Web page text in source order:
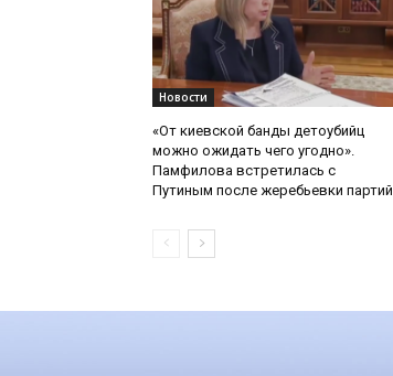
Новости
«От киевской банды детоубийц
можно ожидать чего угодно».
Памфилова встретилась с
Путиным после жеребьевки партий